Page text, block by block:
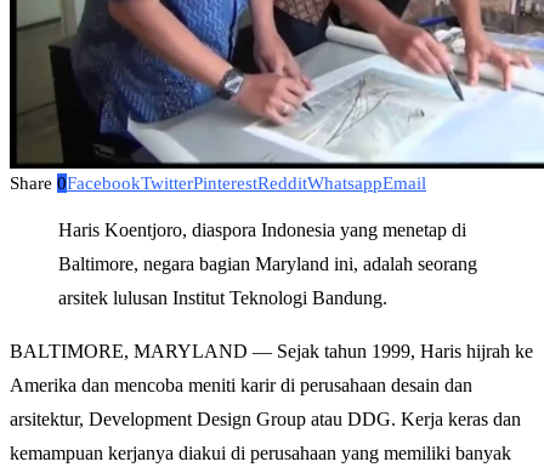
Share 0FacebookTwitterPinterestRedditWhatsappEmail
Haris Koentjoro, diaspora Indonesia yang menetap di
Baltimore, negara bagian Maryland ini, adalah seorang
arsitek lulusan Institut Teknologi Bandung.
BALTIMORE, MARYLAND — Sejak tahun 1999, Haris hijrah ke
Amerika dan mencoba meniti karir di perusahaan desain dan
arsitektur, Development Design Group atau DDG. Kerja keras dan
kemampuan kerjanya diakui di perusahaan yang memiliki banyak